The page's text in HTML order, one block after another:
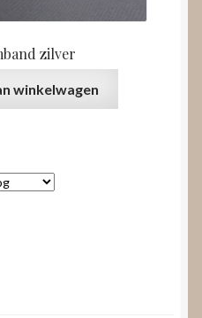
zilver
winkelwagen